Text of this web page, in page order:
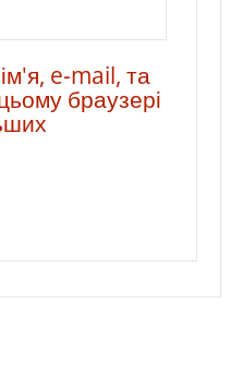
e-mail, та
браузері